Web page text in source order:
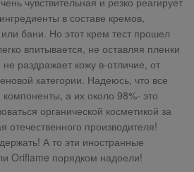
в составе кремов,
бани. Но этот крем тест прошел
впитывается, не оставляя пленки
раздражает кожу в-отличие, от
категории. Надеюсь, что все
а их около 98%- это
органической косметикой за
отечественного производителя!
А то эти иностранные
Oriflame порядком надоели!